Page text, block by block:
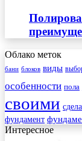
Облако меток
бани блоков виды
особенности пола
своими
фундамент
Интересное